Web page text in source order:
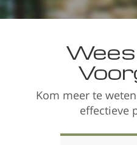
Kom meer te
effectieve